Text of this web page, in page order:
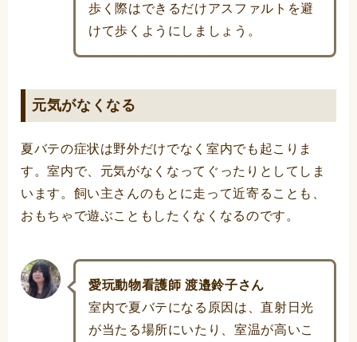
歩く際はできるだけアスファルトを避
けて歩くようにしましょう。
元気がなくなる
夏バテの症状は野外だけでなく室内でも起こりま
す。室内で、元気がなくなってぐったりとしてしま
います。飼い主さんのもとに走って近寄ることも、
おもちゃで遊ぶこともしたくなくなるのです。
愛玩動物看護師 渡邉鈴子さん
室内で夏バテになる原因は、直射日光
が当たる場所にいたり、室温が高いこ